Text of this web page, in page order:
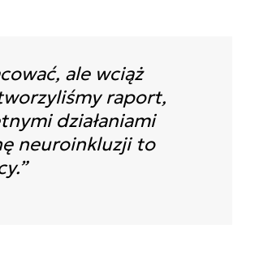
ale wciąż
raport,
działaniami
neuroinkluzji to